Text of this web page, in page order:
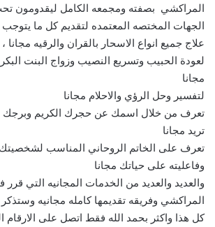
المراكشي بصفته ومجمعه الكامل ليقدومون
الجهات المختصه المعتمده لتقديم كل ما
علاج جميع انواع الاسحار بالقران والرقيه مجانا ،
لعودة الحبيب وتسريع النصيب وزواج البنت
مجانا
لتفسير وحل الرؤي والاحلام مجانا
تعرف من خلال اسمك عن حجرك الكريم وبرجك
تريد مجانا
تعرف على الخاتم الروحاني المناسب لشخصيتك
وفاعليته على حياتك مجانا
والعديد والعديد من الخدمات المجانيه التي قرر
المراكشي وفريقه تقديمها كامله مجانيه وستذكر
كل هذا واكثر بحمد الله فقط اتصل على الارقام